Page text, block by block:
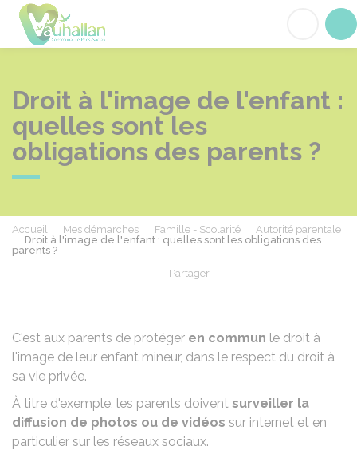
Droit à l'image de l'enfant :
quelles sont les
obligations des parents ?
Accueil Mes démarches Famille - Scolarité
Autorité parentale
Droit à l'image de l'enfant : quelles sont les obligations des
parents ?
Partager
C'est aux parents de protéger en commun le droit à
l'image de leur enfant mineur, dans le respect du droit à
sa vie privée.
À titre d'exemple, les parents doivent surveiller la
diffusion de photos ou de vidéos sur internet et en
particulier sur les réseaux sociaux.